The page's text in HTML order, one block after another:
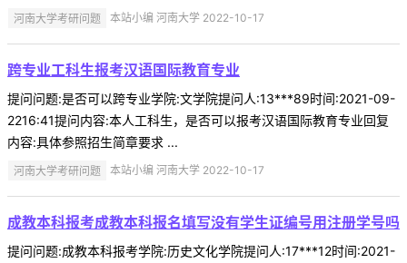
河南大学考研问题 本站小编 河南大学 2022-10-17
跨专业工科生报考汉语国际教育专业
提问问题:是否可以跨专业学院:文学院提问人:13***89时间:2021-09-
2216:41提问内容:本人工科生，是否可以报考汉语国际教育专业回复
内容:具体参照招生简章要求 ...
河南大学考研问题 本站小编 河南大学 2022-10-17
成教本科报考成教本科报名填写没有学生证编号用注册学号吗
提问问题:成教本科报考学院:历史文化学院提问人:17***12时间:2021-